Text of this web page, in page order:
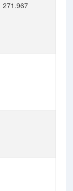
271.967